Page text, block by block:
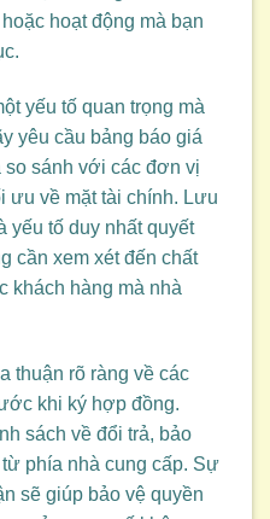
hoạt động mà bạn
yếu tố quan trọng mà
yêu cầu bảng báo giá
so sánh với các đơn vị
ưu về mặt tài chính. Lưu
yếu tố duy nhất quyết
cần xem xét đến chất
khách hàng mà nhà
thuận rõ ràng về các
khi ký hợp đồng.
sách về đổi trả, bảo
phía nhà cung cấp. Sự
sẽ giúp bảo vệ quyền